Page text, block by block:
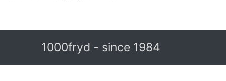
1000fryd - since 1984